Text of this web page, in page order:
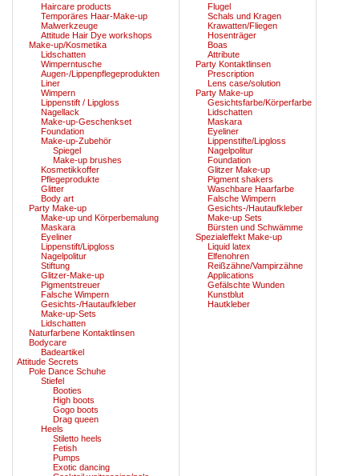
Haircare products
Temporäres Haar-Make-up
Malwerkzeuge
Attitude Hair Dye workshops
Make-up/Kosmetika
Lidschatten
Wimperntusche
Augen-/Lippenpflegeprodukten
Liner
Wimpern
Lippenstift / Lipgloss
Nagellack
Make-up-Geschenkset
Foundation
Make-up-Zubehör
Spiegel
Make-up brushes
Kosmetikkoffer
Pflegeprodukte
Glitter
Body art
Party Make-up
Make-up und Körperbemalung
Maskara
Eyeliner
Lippenstift/Lipgloss
Nagelpolitur
Stiftung
Glitzer-Make-up
Pigmentstreuer
Falsche Wimpern
Gesichts-/Hautaufkleber
Make-up-Sets
Lidschatten
Naturfarbene Kontaktlinsen
Bodycare
Badeartikel
Attitude Secrets
Pole Dance Schuhe
Stiefel
Booties
High boots
Gogo boots
Drag queen
Heels
Stiletto heels
Fetish
Pumps
Exotic dancing
Flugel
Schals und Kragen
Krawatten/Fliegen
Hosenträger
Boas
Attribute
Party Kontaktlinsen
Prescription
Lens case/solution
Party Make-up
Gesichtsfarbe/Körperfarbe
Lidschatten
Maskara
Eyeliner
Lippenstifte/Lipgloss
Nagelpolitur
Foundation
Glitzer Make-up
Pigment shakers
Waschbare Haarfarbe
Falsche Wimpern
Gesichts-/Hautaufkleber
Make-up Sets
Bürsten und Schwämme
Spezialeffekt Make-up
Liquid latex
Elfenohren
Reißzähne/Vampirzähne
Applications
Gefälschte Wunden
Kunstblut
Hautkleber